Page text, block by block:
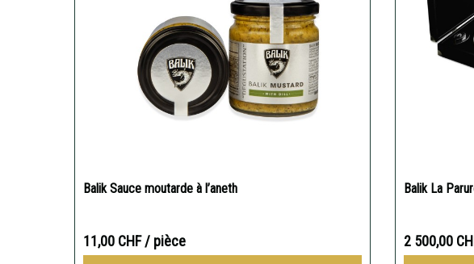
Balik Sauce moutarde à l’aneth
11,00 CHF/ pièce
Balik La
2 500,00